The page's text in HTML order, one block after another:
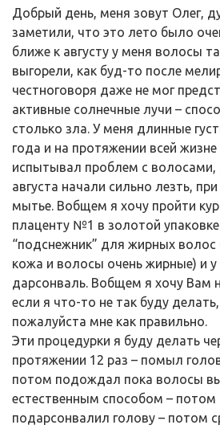
Добрый день, меня зовут Олег,
заметили, что это лето было
ближе к августу у меня волосы
выгорели, как буд-то после
честноговоря даже не мог
активные солнечные лучи –
столько зла. У меня длинные
года и на протяжении всей жизне
испытывал проблем с волосами,
августа начали сильно лезть,
мытье. Вобщем я хочу пройти
плаценту №1 в золотой
“подснежник” для жирных
кожа и волосы очень жирные) и у
дарсонваль. Вобщем я хочу Вам
если я что-то не так буду
пожалуйста мне как правильно.
Эти процедурки я буду делать
протяжении 12 раз – помыл
потом подождал пока волосы
естественным способом – потом
подарсонвалил голову – потом